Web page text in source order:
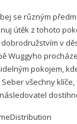
se různým
útěk z tohoto
v
Wuggyho
pokojem,
všechny